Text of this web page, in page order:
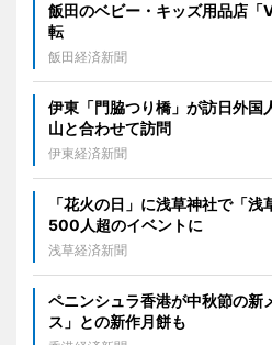
飯田のベビー・キッズ用品店
転
飯田経済新聞
伊東「門脇つり橋」が訪日外
山と合わせて訪問
伊東経済新聞
「花火の日」に浅草神社で「
500人超のイベントに
浅草経済新聞
ペニンシュラ香港が中秋節の
ス」との新作月餅も